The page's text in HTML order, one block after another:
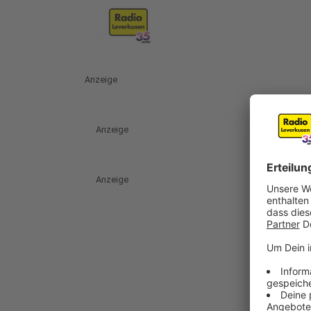
Anzeige
Anzeige
Anzeige